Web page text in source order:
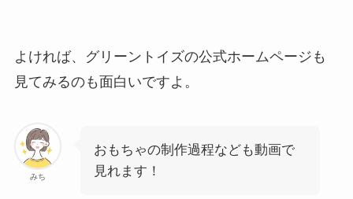
よければ、グリーントイズの公式ホームページも
見てみるのも面白いですよ。
みち
おもちゃの制作過程なども動画で
見れます！